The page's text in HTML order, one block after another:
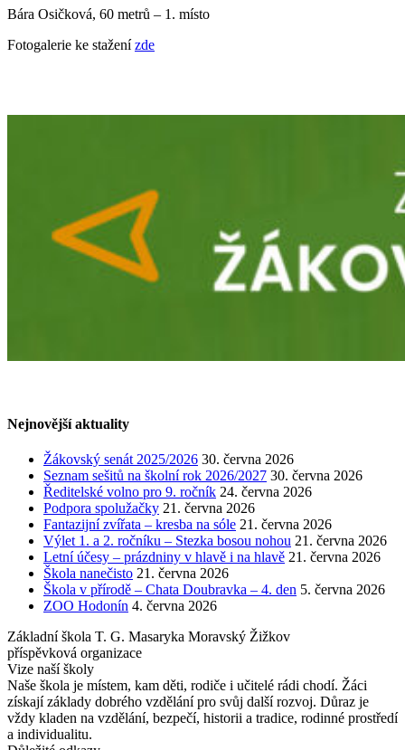
Bára Osičková, 60 metrů – 1. místo
Fotogalerie ke staženízde
Nejnovější aktuality
Žákovský senát 2025/2026 30. června 2026
Seznam sešitů na školní rok 2026/2027 30. června 2026
Ředitelské volno pro 9. ročník 24. června 2026
Podpora spolužačky 21. června 2026
Fantazijní zvířata – kresba na sóle 21. června 2026
Výlet 1. a 2. ročníku – Stezka bosou nohou 21. června 2026
Letní účesy – prázdniny v hlavě i na hlavě 21. června 2026
Škola nanečisto 21. června 2026
Škola v přírodě – Chata Doubravka – 4. den 5. června 2026
ZOO Hodonín 4. června 2026
Základní škola T. G. Masaryka Moravský Žižkov
příspěvková organizace
Vize naší školy
Naše škola je místem, kam děti, rodiče i učitelé rádi chodí. Žáci
získají základy dobrého vzdělání pro svůj další rozvoj. Důraz je
vždy kladen na vzdělání, bezpečí, historii a tradice, rodinné prostředí
a individualitu.